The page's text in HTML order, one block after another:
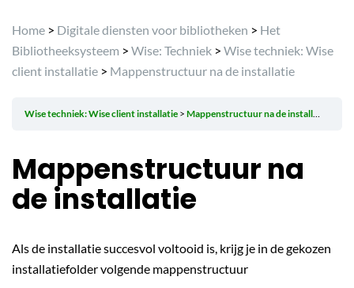
Home > Digitale diensten voor bibliotheken > Het
Bibliotheeksysteem > Wise: Techniek > Wise techniek: Wise
client installatie > Mappenstructuur na de installatie
Wise techniek: Wise client installatie Mappenstructuur na de installatie
Mappenstructuur na
de installatie
Als de installatie succesvol voltooid is, krijg je in de gekozen
installatiefolder volgende mappenstructuur